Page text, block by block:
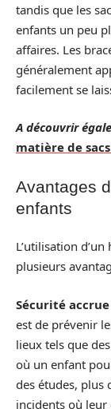
tandis que les
enfants un peu
affaires. Les
généralement
facilement se
A découvrir
matière de
Avantages
enfants
L’utilisation
plusieurs
Sécurité accrue
est de prévenir
lieux tels que
où un enfant
des études, plus
incidents où leur